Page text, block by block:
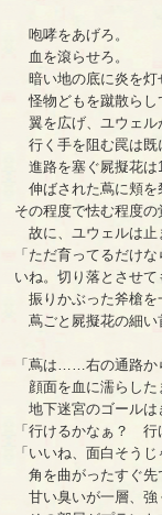
咆哮をあげろ。
血を滾らせろ。
暗い地の底に炎を灯
怪物どもを蹴散らし
翼を広げ、ユウェル
行く手を阻む罠は既
進路を塞ぐ屍擬花は1
伸ばされた蔦に頬を
その程度で怯む程度の
故に、ユウェルは止
「ただ育ってるだけ
いね。切り落とさせて
振りかぶった斧槍を
蔦ごと屍擬花の細い
「蔦は……右の通路か
顔面を血に濡らした
地下迷宮のゴールは
「行けるかなぁ？ 行
「いいね、面白そう
角を曲がったすぐ先
甘い臭いが一層、強